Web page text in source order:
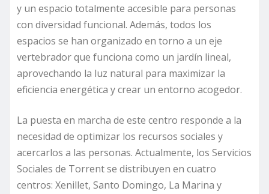
y un espacio totalmente accesible para personas
con diversidad funcional. Además, todos los
espacios se han organizado en torno a un eje
vertebrador que funciona como un jardín lineal,
aprovechando la luz natural para maximizar la
eficiencia energética y crear un entorno acogedor.
La puesta en marcha de este centro responde a la
necesidad de optimizar los recursos sociales y
acercarlos a las personas. Actualmente, los Servicios
Sociales de Torrent se distribuyen en cuatro
centros: Xenillet, Santo Domingo, La Marina y